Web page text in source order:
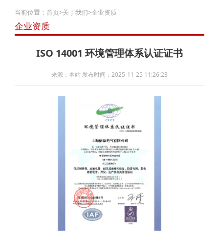
当前位置： 首页>关于我们>企业资质
企业资质
ISO 14001 环境管理体系认证证书
来源：本站 发布时间：2025-11-25 11:26:23